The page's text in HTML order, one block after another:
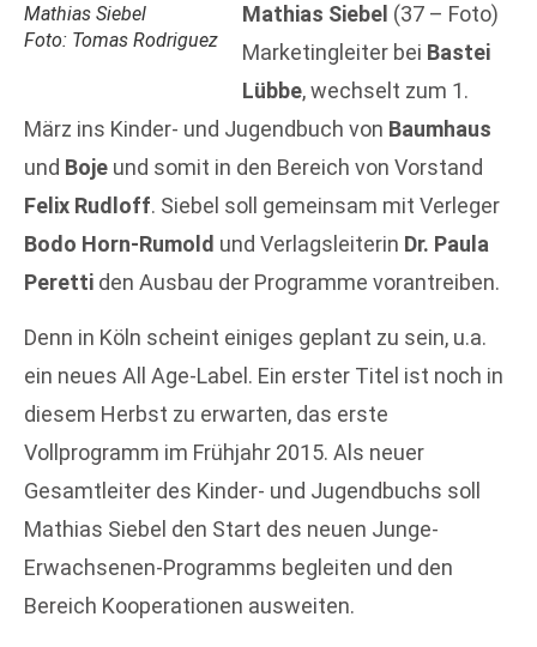
Mathias Siebel
Foto: Tomas Rodriguez
Mathias Siebel (37 – Foto)
Marketingleiter bei Bastei
Lübbe, wechselt zum 1.
März ins Kinder- und Jugendbuch von Baumhaus
und Boje und somit in den Bereich von Vorstand
Felix Rudloff. Siebel soll gemeinsam mit Verleger
Bodo Horn-Rumold und Verlagsleiterin Dr. Paula
Peretti den Ausbau der Programme vorantreiben.
Denn in Köln scheint einiges geplant zu sein, u.a.
ein neues All Age-Label. Ein erster Titel ist noch in
diesem Herbst zu erwarten, das erste
Vollprogramm im Frühjahr 2015. Als neuer
Gesamtleiter des Kinder- und Jugendbuchs soll
Mathias Siebel den Start des neuen Junge-
Erwachsenen-Programms begleiten und den
Bereich Kooperationen ausweiten.